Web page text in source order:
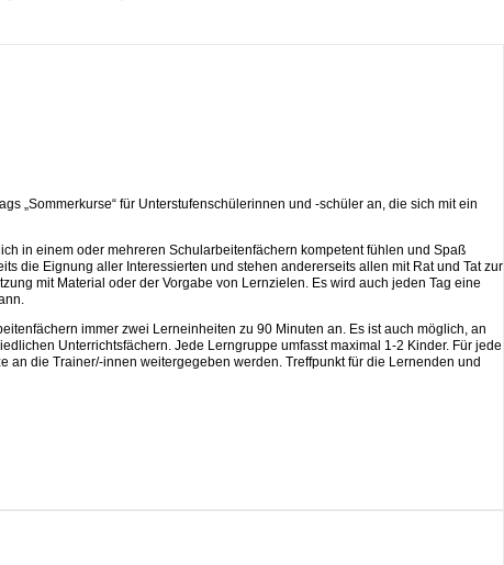
„Sommerkurse“ für Unterstufenschülerinnen und -schüler an, die sich mit ein
in einem oder mehreren Schularbeitenfächern kompetent fühlen und Spaß
die Eignung aller Interessierten und stehen andererseits allen mit Rat und Tat zur
mit Material oder der Vorgabe von Lernzielen. Es wird auch jeden Tag eine
immer zwei Lerneinheiten zu 90 Minuten an. Es ist auch möglich, an
Unterrichtsfächern. Jede Lerngruppe umfasst maximal 1-2 Kinder. Für jede
an die Trainer/-innen weitergegeben werden. Treffpunkt für die Lernenden und